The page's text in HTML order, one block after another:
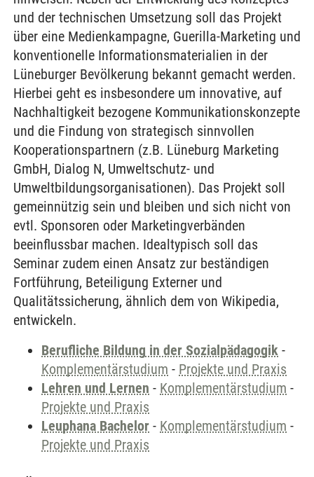
und der technischen Umsetzung soll das Projekt
über eine Medienkampagne, Guerilla-Marketing und
konventionelle Informationsmaterialien in der
Lüneburger Bevölkerung bekannt gemacht werden.
Hierbei geht es insbesondere um innovative, auf
Nachhaltigkeit bezogene Kommunikationskonzepte
und die Findung von strategisch sinnvollen
Kooperationspartnern (z.B. Lüneburg Marketing
GmbH, Dialog N, Umweltschutz- und
Umweltbildungsorganisationen). Das Projekt soll
gemeinnützig sein und bleiben und sich nicht von
evtl. Sponsoren oder Marketingverbänden
beeinflussbar machen. Idealtypisch soll das
Seminar zudem einen Ansatz zur beständigen
Fortführung, Beteiligung Externer und
Qualitätssicherung, ähnlich dem von Wikipedia,
entwickeln.
Berufliche Bildung in der Sozialpädagogik -
Komplementärstudium - Projekte und Praxis
Lehren und Lernen - Komplementärstudium -
Projekte und Praxis
Leuphana Bachelor - Komplementärstudium -
Projekte und Praxis